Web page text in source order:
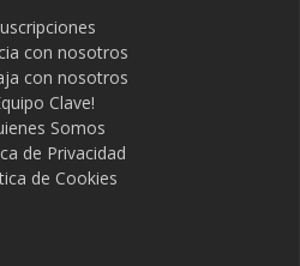
con nosotros
con nosotros
Clave!
Somos
de Privacidad
de Cookies